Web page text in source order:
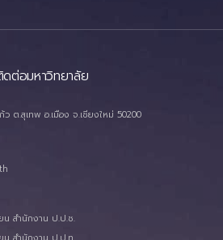
ต่อมหาวิทยาลัย
ต.สุเทพ อ.เมือง จ.เชียงใหม่ 50200
น สำนักงาน ป.ป.ช.